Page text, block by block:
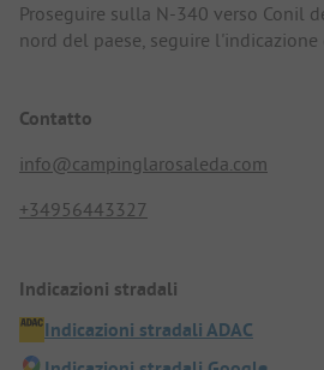
Proseguire sulla N-340 verso Conil
nord del paese, seguire l'indicazione
Contatto
info@campinglarosaleda.com
+34956443327
Indicazioni stradali
Indicazioni stradali ADAC